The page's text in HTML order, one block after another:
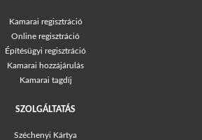
Kamarai regisztráció
Online regisztráció
Építésügyi regisztráció
Kamarai hozzájárulás
Kamarai tagdíj
SZOLGÁLTATÁS
Széchenyi Kártya